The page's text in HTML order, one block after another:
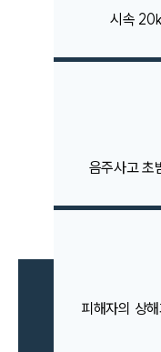
시속
음주사고 초
피해자의 상